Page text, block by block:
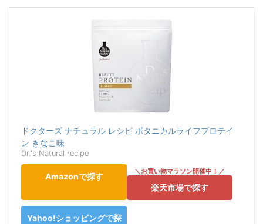
ドクターズ ナチュラル レシピ ボタニカルライフプロテイ
ン きなこ味
Dr.'s Natural recipe
Amazonで探す
楽天市場で探す
Yahoo!ショッピングで探